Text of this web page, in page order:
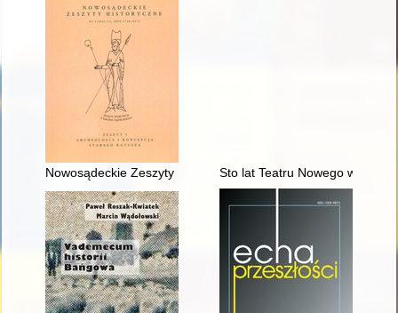
Nowosądeckie Zeszyty Historyczne. 2021, z. 1,
Sto lat Teatru Nowego w